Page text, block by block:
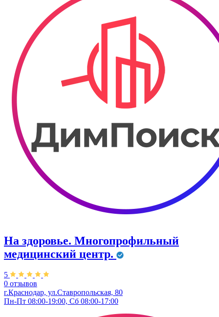
На здоровье. Многопрофильный
медицинский центр.
5
0 отзывов
г.Краснодар, ул.Ставропольская, 80
Пн-Пт 08:00-19:00, Сб 08:00-17:00